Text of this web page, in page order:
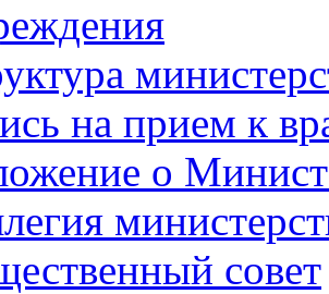
на прием к
о
совет